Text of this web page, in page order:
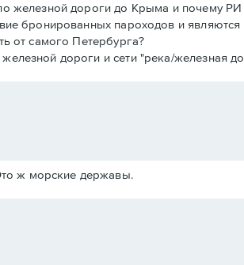
железной дороги до Крыма и почему РИ
бронированных пароходов и являются
от самого Петербурга?
дороги и сети "река/железная
ж морские державы.